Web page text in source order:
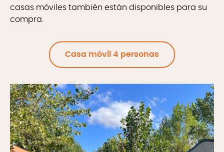
casas móviles también están disponibles para su
compra.
Casa móvil 4 personas